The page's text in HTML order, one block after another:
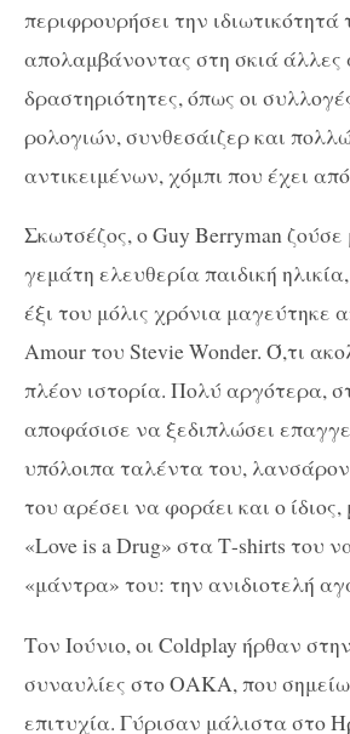
περιφρουρήσει την ιδιωτικότητά
απολαμβάνοντας στη σκιά άλλες
δραστηριότητες, όπως οι
ρολογιών, συνθεσάιζερ και
αντικειμένων, χόμπι που έχει
Σκωτσέζος, ο Guy Berryman
γεμάτη ελευθερία παιδική
έξι του μόλις χρόνια μαγεύτηκε
Amour του Stevie Wonder. Ό,τι
πλέον ιστορία. Πολύ αργότερα,
αποφάσισε να ξεδιπλώσει
υπόλοιπα ταλέντα του,
του αρέσει να φοράει και ο
«Love is a Drug» στα Τ-shirts του
«μάντρα» του: την ανιδιοτελή
Τον Ιούνιο, οι Coldplay ήρθαν
συναυλίες στο ΟΑΚΑ, που
επιτυχία. Γύρισαν μάλιστα στο